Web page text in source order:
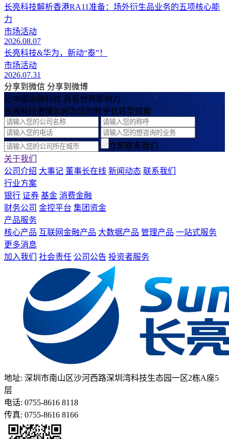
长亮科技解析香港RA11准备：场外衍生品业务的五项核心能
力
市场活动
2026.08.07
长亮科技&华为，新动“泰”！
市场活动
2026.07.31
分享到微信 分享到微博
让中国金融科技 具有世界影响力
长亮科技更懂如何为您的数字化转型赋能
立即联系我们
关于我们
公司介绍 大事记 董事长在线 新闻动态 联系我们
行业方案
银行 证券 基金 消费金融
财务公司 金控平台 集团资金
产品服务
核心产品 互联网金融产品 大数据产品 管理产品 一站式服务
更多消息
加入我们
社会责任 公司公告 投资者服务
地址: 深圳市南山区沙河西路深圳湾科技生态园一区2栋A座5
层
电话: 0755-8616 8118
传真: 0755-8616 8166